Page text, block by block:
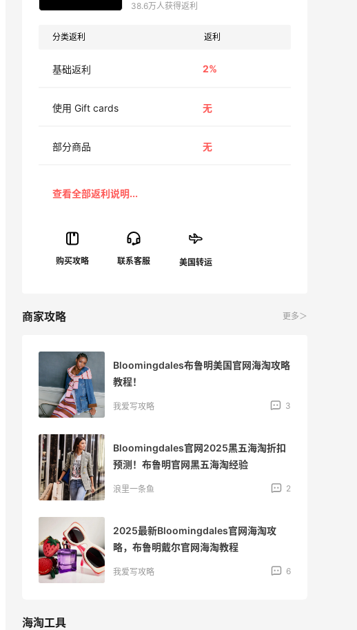
38.6万人获得返利
分类返利 返利
基础返利 2%
使用 Gift cards 无
部分商品 无
美国转运
商家攻略 更多＞
Bloomingdales布鲁明美国官网海淘攻略
教程！
我爱写攻略 3
Bloomingdales官网2025黑五海淘折扣
预测！布鲁明官网黑五海淘经验
浪里一条鱼 2
2025最新Bloomingdales官网海淘攻
略，布鲁明戴尔官网海淘教程
我爱写攻略 6
海淘工具